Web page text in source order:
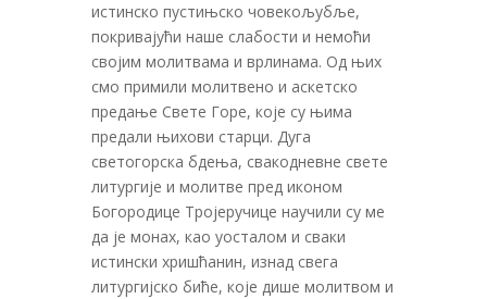
истинско пустињско човекољубље,
покривајући наше слабости и немоћи
својим молитвама и врлинама. Од њих
смо примили молитвено и аскетско
предање Свете Горе, које су њима
предали њихови старци. Дуга
светогорска бдења, свакодневне свете
литургије и молитве пред иконом
Богородице Тројеручице научили су ме
да је монах, као уосталом и сваки
истински хришћанин, изнад свега
литургијско биће, које дише молитвом и